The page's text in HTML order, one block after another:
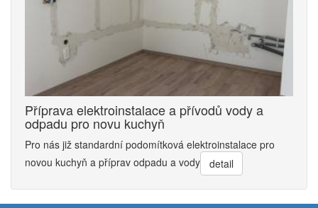
Příprava elektroinstalace a přívodů vody a
odpadu pro novu kuchyň
Pro nás již standardní podomítková elektroinstalace pro
novou kuchyň a příprav odpadu a vody
detail